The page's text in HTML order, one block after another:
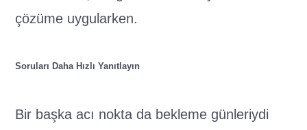
çözüme uygularken.
Soruları Daha Hızlı Yanıtlayın
Bir başka acı nokta da bekleme günleriydi